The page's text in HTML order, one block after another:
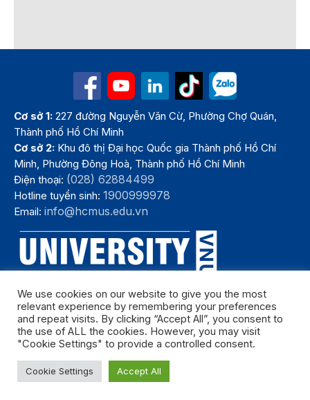
Cơ sở 1: 227 đường Nguyễn Văn Cừ, Phường Chợ Quán,
Thành phố Hồ Chí Minh
Cơ sở 2: Khu đô thị Đại học Quốc gia Thành phố Hồ Chí
Minh, Phường Đông Hoà, Thành phố Hồ Chí Minh
Điện thoại: (028) 62884499
Hotline tuyển sinh:1900999978
Email:info@hcmus.edu.vn
Bản quyền thuộc Trường Đại học Khoa học tự nhiên, Đại học Quốc
gia Thành phố Hồ Chí Minh. Năm 2024
We use cookies on our website to give you the most
relevant experience by remembering your preferences
and repeat visits. By clicking “Accept All”, you consent to
the use of ALL the cookies. However, you may visit
"Cookie Settings" to provide a controlled consent.
Cookie Settings Accept All